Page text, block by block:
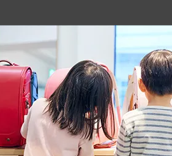
り収納できます。